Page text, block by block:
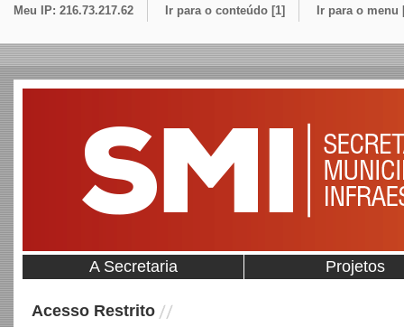
Meu IP: 216.73.217.62 Ir para o conteúdo [1] Ir para o menu
A Secretaria Projetos
Acesso Restrito